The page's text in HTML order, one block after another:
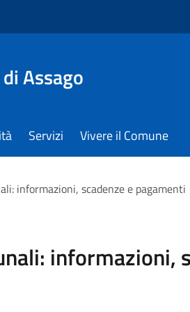
Assago
Servizi Vivere il Comune
informazioni, scadenze e pagamenti
informazioni,